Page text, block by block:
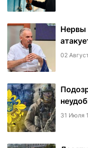
Нервы
02
31 Июля